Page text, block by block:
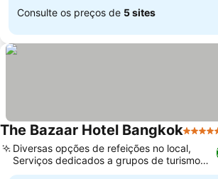
Consulte os preços de 5 sites
The Bazaar Hotel Bangkok5
Diversas opções de refeições no local,
Serviços dedicados a grupos de turismo
chineses